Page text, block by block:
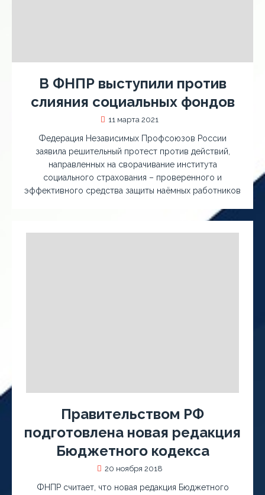
В ФНПР выступили против
слияния социальных фондов
11 марта 2021
Федерация Независимых Профсоюзов России
заявила решительный протест против действий,
направленных на сворачивание института
социального страхования – проверенного и
эффективного средства защиты наёмных работников
Правительством РФ
подготовлена новая редакция
Бюджетного кодекса
20 ноября 2018
ФНПР считает, что новая редакция Бюджетного